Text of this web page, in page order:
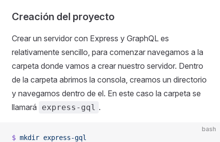
Creación del proyecto
Crear un servidor con Express y GraphQL es
relativamente sencillo, para comenzar navegamos a la
carpeta donde vamos a crear nuestro servidor. Dentro
de la carpeta abrimos la consola, creamos un directorio
y navegamos dentro de el. En este caso la carpeta se
llamará
express-gql .
bash
$ mkdir express-gql